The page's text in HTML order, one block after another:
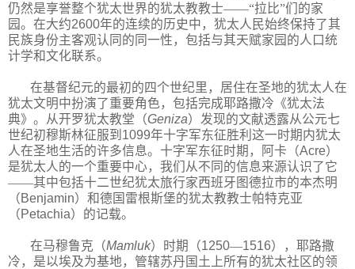
仍然是享誉整个犹太世界的犹太教教士——“拉比”们的家
园。在大约2600年的连续的历史中，犹太人民始终保持了其
民族身份主客观认同的同一性，包括与其天赋家园的人口统
计学和文化联系。
在基督纪元的最初的四个世纪里，居住在圣地的犹太人在
犹太文明中扮演了重要角色，包括完成耶路撒冷《犹太法
典》。从开罗犹太教堂（Geniza）发现的文献透露从公元七
世纪初穆斯林征服到 1099年十字军东征胜利这一时期内犹太
人在圣地生活的许多信息。十字军东征时期，阿卡（Acre）
是犹太人的一个重要中心，我们从不同的信息来源认识了它
——其中包括十二世纪犹太旅行家西班牙图德拉市的本杰明
（Benjamin）和德国雷根斯堡的犹太教教士帕特克亚
（Petachia）的记载。
在马穆鲁克（Mamluk）时期（1250—1516），耶路撒
冷，是以埃及为基地，管辖苏丹国土上所有的犹太社区的领